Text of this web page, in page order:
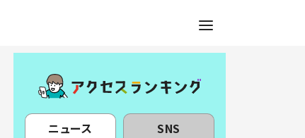
ニュース SNS